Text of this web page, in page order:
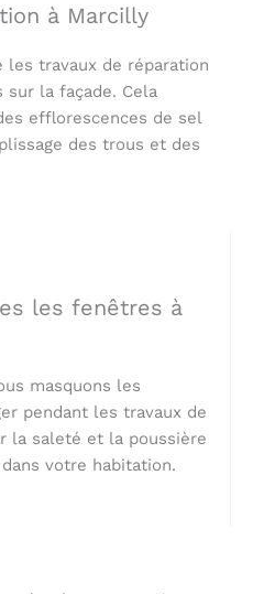
à Marcilly
travaux de réparation
sur la façade. Cela
efflorescences de sel
des trous et des
les fenêtres à
masquons les
pendant les travaux de
la saleté et la poussière
votre habitation.